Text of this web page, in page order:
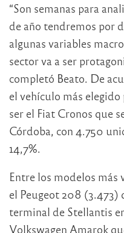
“Son semanas para
de año tendremos por
algunas variables
sector va a ser
completó Beato. De
el vehículo más
ser el Fiat Cronos que
Córdoba, con 4.750
14,7%.
Entre los modelos más
el Peugeot 208 (3.473)
terminal de Stellantis
Volkswagen Amarok